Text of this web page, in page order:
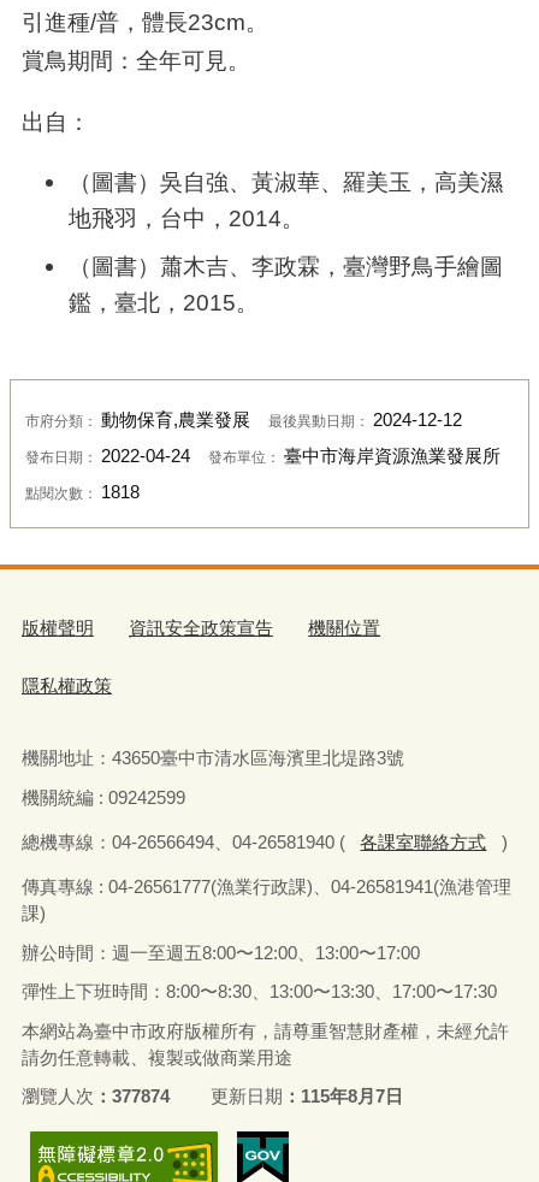
引進種/普，體長23cm。
賞鳥期間：全年可見。
出自：
（圖書）吳自強、黃淑華、羅美玉，高美濕
地飛羽，台中， 2014。
（圖書）蕭木吉、李政霖，臺灣野鳥手繪圖
鑑，臺北， 2015。
市府分類： 動物保育,農業發展 最後異動日期： 2024-12-12
發布日期： 2022-04-24 發布單位： 臺中市海岸資源漁業發展所
點閱次數： 1818
版權聲明 資訊安全政策宣告 機關位置
隱私權政策
機關地址： 43650臺中市清水區海濱里北堤路3號
機關統編 : 09242599
總機專線： 04-26566494、 04-26581940 ( 各課室聯絡方式 )
傳真專線 : 04-26561777(漁業行政課) 04-26581941(漁港管理
課)
辦公時間：週一至週五8:00〜12:00、 13:00〜17:00
彈性上下班時間： 8:00〜8:30、 13:00〜13:30、 17:00〜17:30
本網站為臺中市政府版權所有，請尊重智慧財產權，未經允許
請勿任意轉載、複製或做商業用途
瀏覽人次
377874 更新日期 115年8月7日